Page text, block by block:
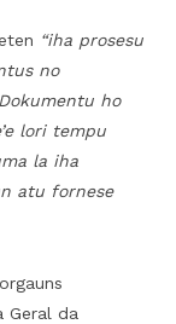
“iha prosesu
no
ho
lori tempu
la iha
atu fornese
Geral da